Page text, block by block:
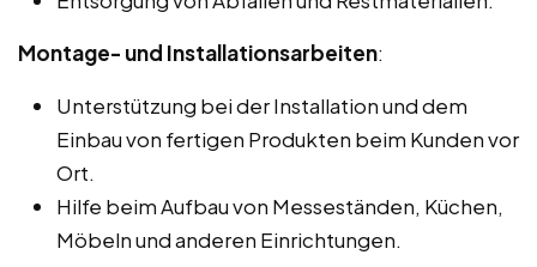
Montage- und Installationsarbeiten:
Unterstützung bei der Installation und dem
Einbau von fertigen Produkten beim Kunden vor
Ort.
Hilfe beim Aufbau von Messeständen, Küchen,
Möbeln und anderen Einrichtungen.